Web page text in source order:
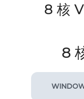
8 核
8